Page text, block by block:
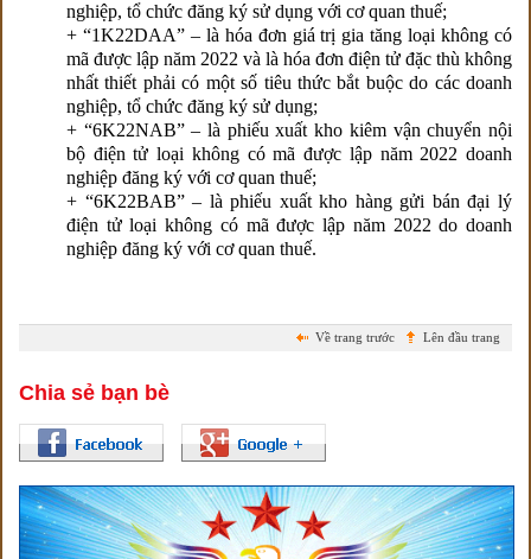
nghiệp, tổ chức đăng ký sử dụng với cơ quan thuế;
+ “1K22DAA” – là hóa đơn giá trị gia tăng loại không có
mã được lập năm 2022 và là hóa đơn điện tử đặc thù không
nhất thiết phải có một số tiêu thức bắt buộc do các doanh
nghiệp, tổ chức đăng ký sử dụng;
+ “6K22NAB” – là phiếu xuất kho kiêm vận chuyển nội
bộ điện tử loại không có mã được lập năm 2022 doanh
nghiệp đăng ký với cơ quan thuế;
+ “6K22BAB” – là phiếu xuất kho hàng gửi bán đại lý
điện tử loại không có mã được lập năm 2022 do doanh
nghiệp đăng ký với cơ quan thuế.
Lên đầu trang
Về trang trước
Chia sẻ bạn bè